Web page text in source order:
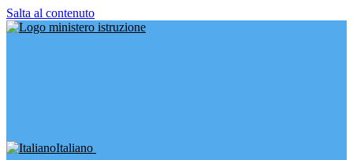
Salta al contenuto
Italiano